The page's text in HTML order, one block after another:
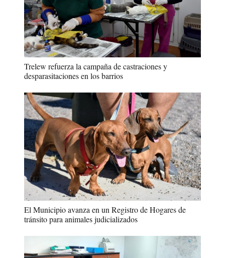
Trelew refuerza la campaña de castraciones y
desparasitaciones en los barrios
El Municipio avanza en un Registro de Hogares de
tránsito para animales judicializados